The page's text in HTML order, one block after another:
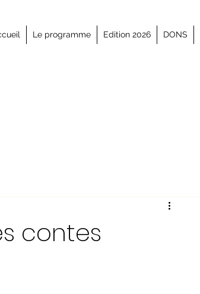
Le programme Edition 2026 DONS
contes